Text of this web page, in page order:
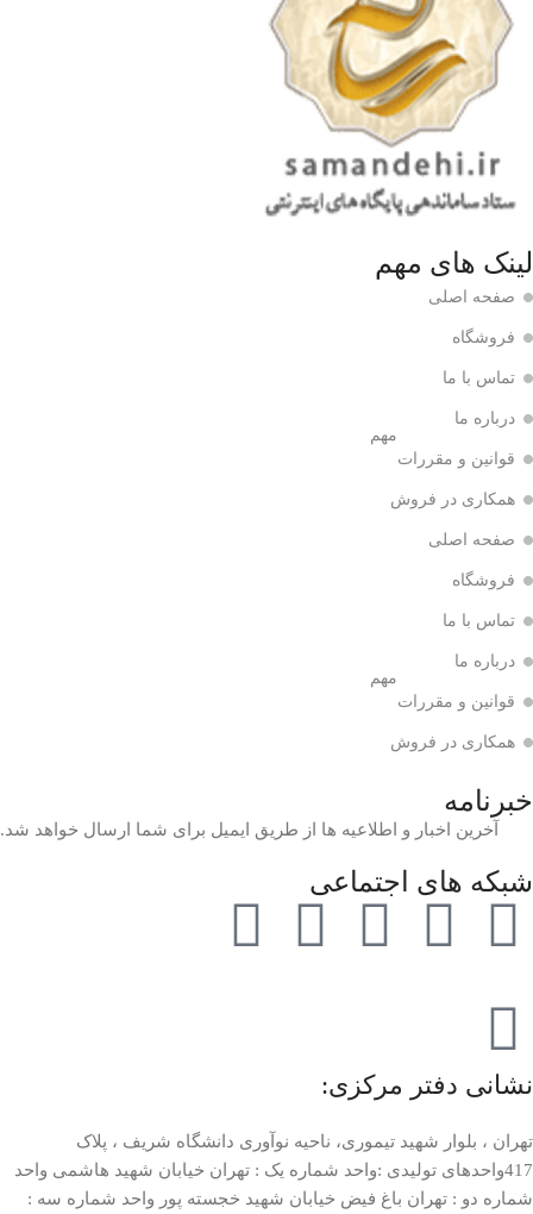
لینک های مهم
صفحه اصلی
فروشگاه
تماس با ما
درباره ما
قوانین و مقررات
مهم
همکاری در فروش
صفحه اصلی
فروشگاه
تماس با ما
درباره ما
قوانین و مقررات
مهم
همکاری در فروش
خبرنامه
آخرین اخبار و اطلاعیه ها از طریق ایمیل برای شما ارسال خواهد شد.
شبکه های اجتماعی
نشانی دفتر مرکزی:
تهران ، بلوار شهید تیموری، ناحیه نوآوری دانشگاه شریف ، پلاک
417واحدهای تولیدی :واحد شماره یک : تهران خیابان شهید هاشمی واحد
شماره دو : تهران باغ فیض خیابان شهید خجسته پور واحد شماره سه :